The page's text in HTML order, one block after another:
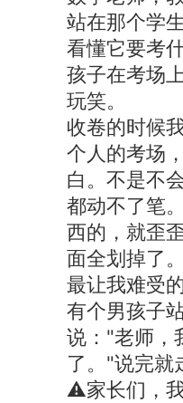
站在那个学
看懂它要考
孩子在考场
玩笑。
收卷的时候
个人的考场
白。不是不
都动不了笔
西的，就歪
面全划掉了。
最让我难受
有个男孩子
说："老师，
了。"说完就
⚠️家长们，